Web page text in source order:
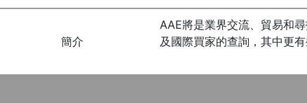
簡介
AAE將是業界交流、貿易和
及國際買家的查詢，其中更